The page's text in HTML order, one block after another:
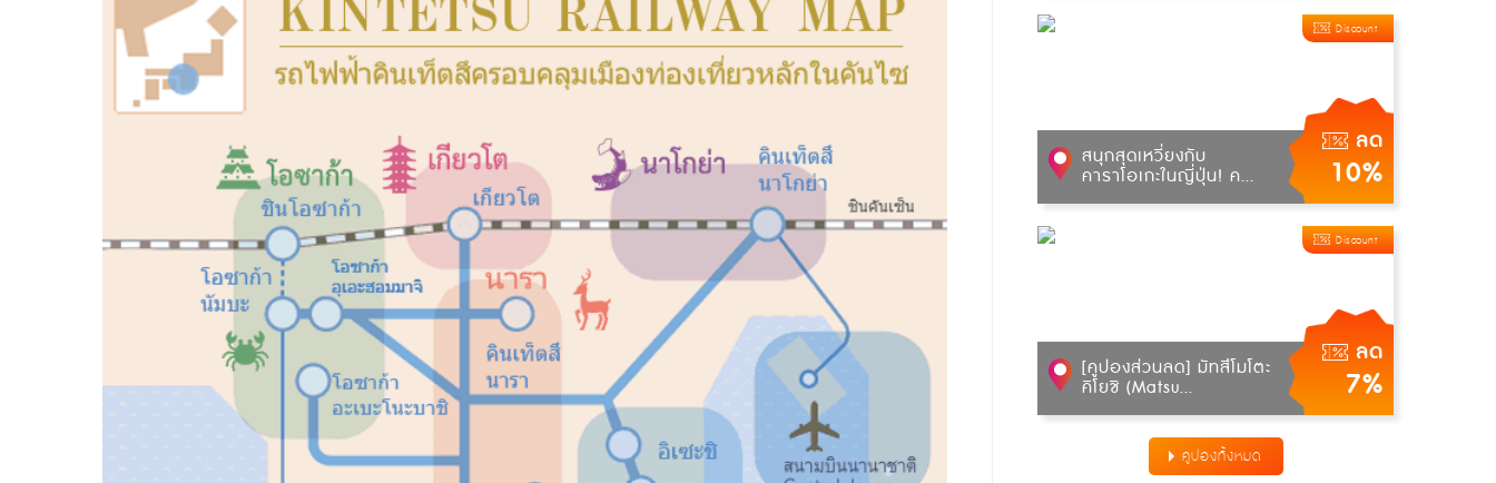
ลด
10%
Discount
สนุกสุดเหวี่ยงกับ
คาราโอเกะในญี่ปุ่น! ค...
ลด
7%
Discount
[คูปองส่วนลด] มัทสึโมโตะ
คิโยชิ (Matsu...
คูปองทั้งหมด